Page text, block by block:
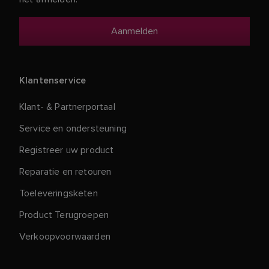
Klantenservice
Klant- & Partnerportaal
Service en ondersteuning
Registreer uw product
Reparatie en retouren
Toeleveringsketen
Product Terugroepen
Verkoopvoorwaarden